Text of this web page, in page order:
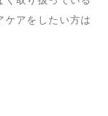
ケアをしたい方は